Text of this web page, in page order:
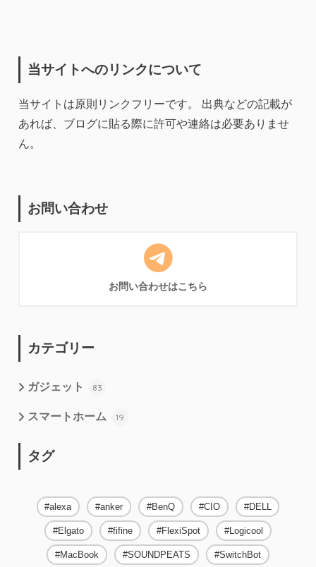
当サイトへのリンクについて
当サイトは原則リンクフリーです。 出典などの記載が
あれば、ブログに貼る際に許可や連絡は必要ありませ
ん。
お問い合わせ
お問い合わせはこちら
カテゴリー
ガジェット 83
スマートホーム 19
タグ
alexa anker BenQ CIO DELL
Elgato fifine FlexiSpot Logicool
MacBook SOUNDPEATS SwitchBot